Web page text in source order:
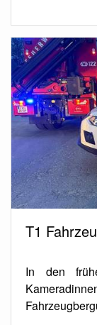
T1
In den